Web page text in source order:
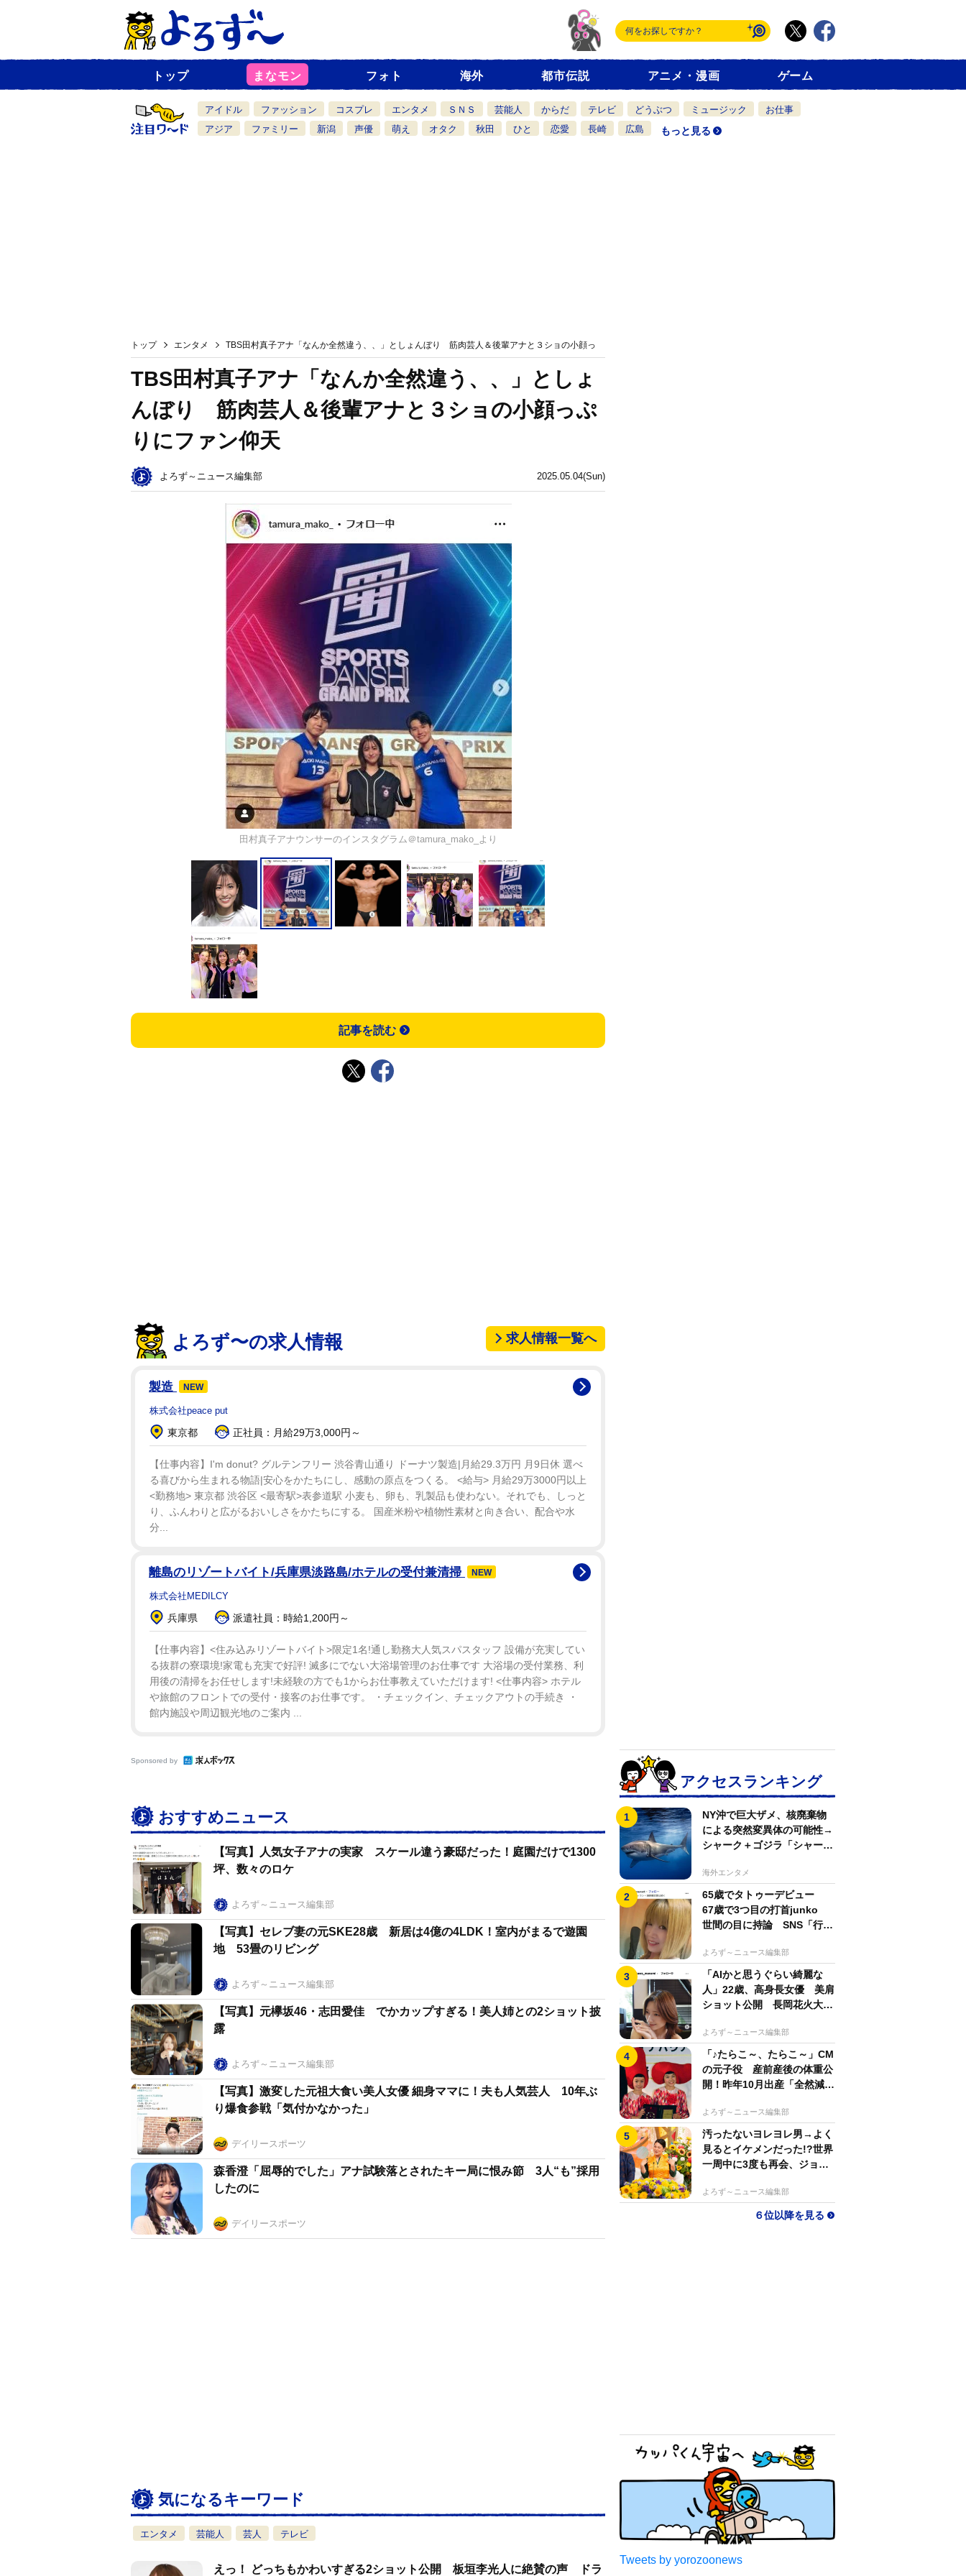
ュ
一
覧
トップ まなモン フォト 海外 都市伝説 アニメ・漫画 ゲーム
アイドル ファッション コスプレ エンタメ ＳＮＳ 芸能人 からだ テレビ どうぶつ ミュージック
お仕事
アジア
ファミリー 新潟 声優 萌え オタク 秋田 ひと 恋愛 長崎 広島 もっと見る
トップ エンタメ TBS田村真子アナ「なんか全然違う、、」としょんぼり 筋肉芸人＆後輩アナと３ショの小顔っ
2025.05.04(Sun)
TBS田村真子アナ「なんか全然違う、、」としょ
んぼり 筋肉芸人＆後輩アナと３ショの小顔っぷ
りにファン仰天
よろず～ニュース編集部
田村真子アナウンサーのインスタグラム＠tamura_mako_より
記事を読む
よろず〜の求人情報 求人情報一覧へ
製造 NEW
株式会社peace put
東京都 正社員：月給29万3,000円～
【仕事内容】I'm donut? グルテンフリー 渋谷青山通り ドーナツ製造|月給29.3万円 月9日休 選べ
る喜びから生まれる物語|安心をかたちにし、感動の原点をつくる。 <給与> 月給29万3000円以上
<勤務地> 東京都 渋谷区 <最寄駅>表参道駅 小麦も、卵も、乳製品も使わない。それでも、しっと
り、ふんわりと広がるおいしさをかたちにする。 国産米粉や植物性素材と向き合い、配合や水
分...
離島のリゾートバイト/兵庫県淡路島/ホテルの受付兼清掃 NEW
株式会社MEDILCY
兵庫県 派遣社員：時給1,200円～
【仕事内容】<住み込みリゾートバイト>限定1名!通し勤務大人気スパスタッフ 設備が充実してい
る抜群の寮環境!家電も充実で好評! 滅多にでない大浴場管理のお仕事です 大浴場の受付業務、利
用後の清掃をお任せします!未経験の方でも1からお仕事教えていただけます! <仕事内容> ホテル
や旅館のフロントでの受付・接客のお仕事です。 ・チェックイン、チェックアウトの手続き ・
館内施設や周辺観光地のご案内 ...
Sponsored by
おすすめニュース
【写真】人気女子アナの実家 スケール違う豪邸だった！庭園だけで1300
坪、数々のロケ
よろず～ニュース編集部
【写真】セレブ妻の元SKE28歳 新居は4億の4LDK！室内がまるで遊園
地 53畳のリビング
よろず～ニュース編集部
【写真】元欅坂46・志田愛佳 でかカップすぎる！美人姉との2ショット披
露
よろず～ニュース編集部
【写真】激変した元祖大食い美人女優 細身ママに！夫も人気芸人 10年ぶ
り爆食参戦「気付かなかった」
デイリースポーツ
森香澄「屈辱的でした」アナ試験落とされたキー局に恨み節 3人“も”採用
したのに
デイリースポーツ
気になるキーワード
エンタメ 芸能人 芸人 テレビ
えっ！ どっちもかわいすぎる2ショット公開 板垣李光人に絶賛の声 ドラ
アクセスランキング
NY沖で巨大ザメ、核廃棄物
による突然変異体の可能性→
シャーク＋ゴジラ「シャーク
海外エンタメ
65歳でタトゥーデビュー
67歳で3つ目の打首junko
世間の目に持論 SNS「行動
よろず～ニュース編集部
「AIかと思うぐらい綺麗な
人」22歳、高身長女優 美肩
ショット公開 長岡花火大会
よろず～ニュース編集部
「♪たらこ～、たらこ～」CM
の元子役 産前産後の体重公
開！昨年10月出産「全然減ら
よろず～ニュース編集部
汚ったないヨレヨレ男→よく
見るとイケメンだった!?世界
一周中に3度も再会、ジョー
へ！【新婚さん】
よろず～ニュース編集部
６位以降を見る
Tweets by yorozoonews